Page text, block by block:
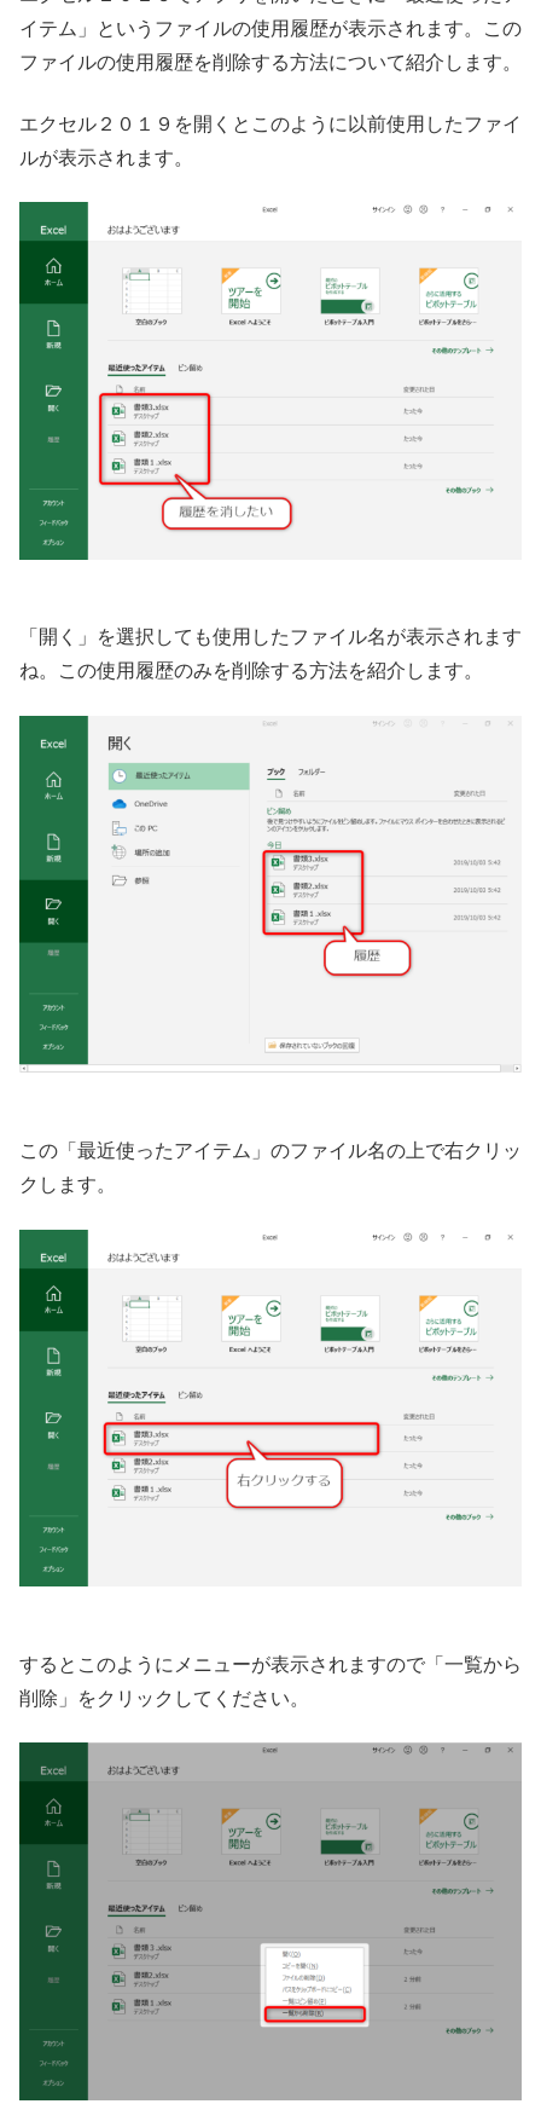
イテム」というファイルの使用履歴が表示されます。この
ファイルの使用履歴を削除する方法について紹介します。
エクセル２０１９を開くとこのように以前使用したファイ
ルが表示されます。
「開く」を選択しても使用したファイル名が表示されます
ね。この使用履歴のみを削除する方法を紹介します。
この「最近使ったアイテム」のファイル名の上で右クリッ
クします。
するとこのようにメニューが表示されますので「一覧から
削除」をクリックしてください。